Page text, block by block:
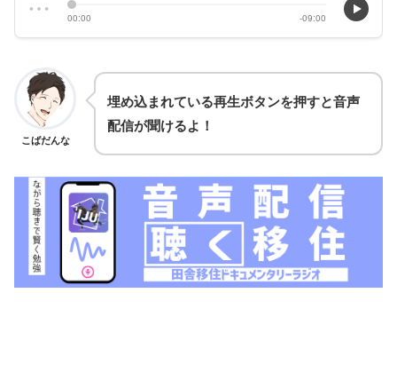
こばだんな
埋め込まれている再生ボタンを押すと音声
配信が聞けるよ！